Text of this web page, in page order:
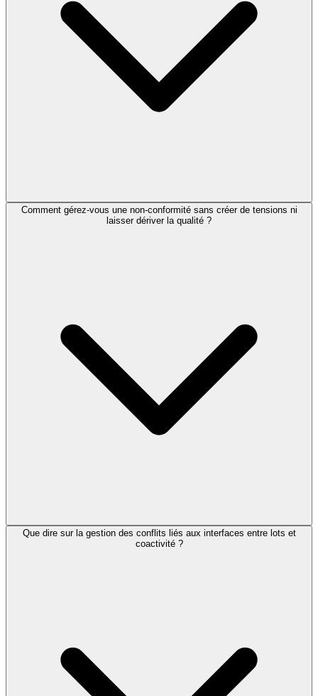
Comment gérez-vous une non-conformité sans créer de tensions ni
laisser dériver la qualité ?
Que dire sur la gestion des conflits liés aux interfaces entre lots et
coactivité ?